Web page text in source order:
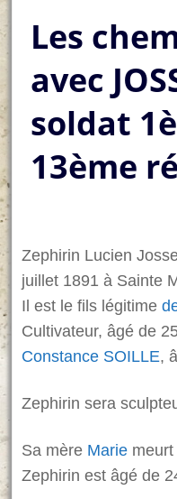
Les
avec
soldat
13ème
Zephirin Lucien
juillet 1891 à Sainte
Il est le fils légitime
Cultivateur, âgé de
Constance SOILLE,
Zephirin sera
Sa mère Marie
Zephirin est âgé de